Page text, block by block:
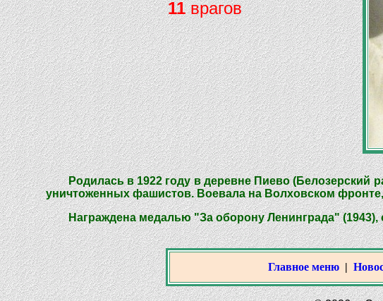
11врагов
Родилась в 1922 году в деревне Пиево (Белозерский
уничтоженных фашистов. Воевала на Волховском
Награждена медалью "За оборону Ленинграда"
Главное меню |